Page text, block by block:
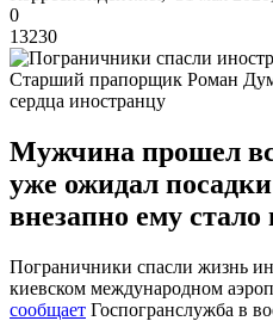
0
13230
Старший прапорщик Роман
сердца иностранцу
Мужчина прошел
уже ожидал
внезапно ему стало
Пограничники спасли жизнь
киевском международном
сообщает Госпогранслужба в